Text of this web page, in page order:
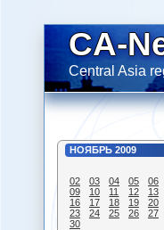
CA-
Central Asia
НОЯБРЬ 2009
02
03 04 05 06
09
10 11 12 13
16
17 18 19 20
23
24 25 26 27
30